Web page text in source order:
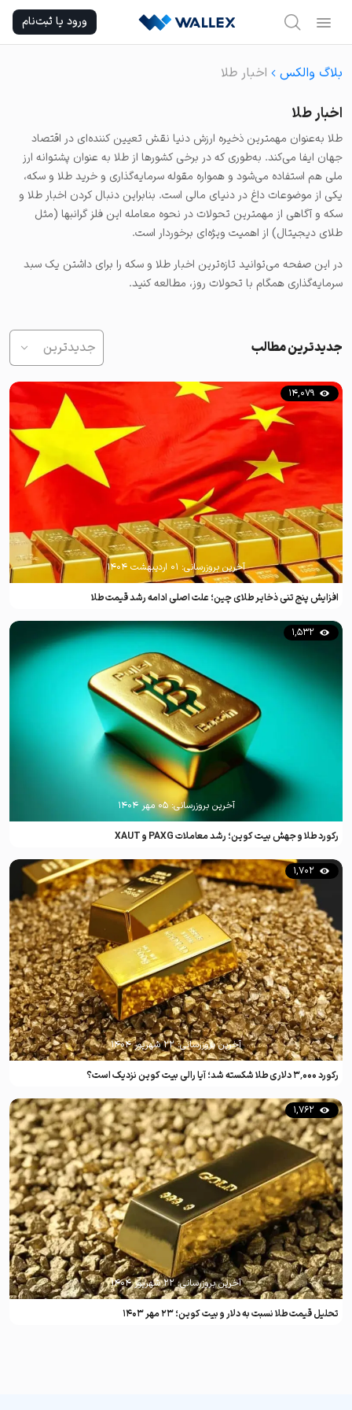
content
ورود یا ثبت‌نام
بلاگ والکس اخبار طلا
اخبار طلا
طلا به‌عنوان مهمترین ذخیره ارزش دنیا نقش تعیین کننده‌ای در اقتصاد
جهان ایفا می‌کند. به‌طوری که در برخی کشورها از طلا به عنوان پشتوانه ارز
ملی هم استفاده می‌شود و همواره مقوله سرمایه‌گذاری و خرید طلا و سکه،
یکی از موضوعات داغ در دنیای مالی است. بنابراین دنبال کردن اخبار طلا و
سکه و آگاهی از مهمترین تحولات در نحوه معامله این فلز گرانبها (مثل
طلای دیجیتال) از اهمیت ویژه‌ای برخوردار است.
در این صفحه می‌توانید تازه‌ترین اخبار طلا و سکه را برای داشتن یک سبد
سرمایه‌گذاری همگام با تحولات ‌روز، مطالعه کنید.
جدیدترین مطالب جدیدترین
افزایش پنج تنی ذخایر طلای چین؛ علت اصلی ادامه رشد قیمت طلا
14,079
آخرین بروزرسانی: ۰۱ اردیبهشت ۱۴۰۴
رکورد طلا و جهش بیت کوین؛ رشد معاملات PAXG و XAUT
1,532
آخرین بروزرسانی: ۰۵ مهر ۱۴۰۴
رکورد ۳٬۰۰۰ دلاری طلا شکسته شد؛ آیا رالی بیت کوین نزدیک است؟
1,702
آخرین بروزرسانی: ۲۲ شهریور ۱۴۰۴
تحلیل قیمت طلا نسبت به دلار و بیت کوین؛ ۲۳ مهر ۱۴۰۳
1,762
آخرین بروزرسانی: ۲۲ شهریور ۱۴۰۴